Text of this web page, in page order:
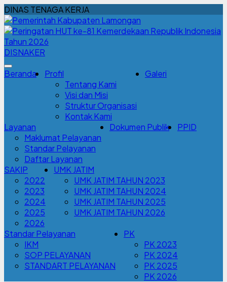
DINAS TENAGA KERJA
DISNAKER
Beranda
Profil
Tentang Kami
Visi dan Misi
Struktur Organisasi
Kontak Kami
Galeri
Layanan
Maklumat Pelayanan
Standar Pelayanan
Daftar Layanan
Dokumen Publik PPID
SAKIP
2022
2023
2024
2025
2026
UMK JATIM
UMK JATIM TAHUN 2023
UMK JATIM TAHUN 2024
UMK JATIM TAHUN 2025
UMK JATIM TAHUN 2026
Standar Pelayanan
IKM
SOP PELAYANAN
STANDART PELAYANAN
PK
PK 2023
PK 2024
PK 2025
PK 2026